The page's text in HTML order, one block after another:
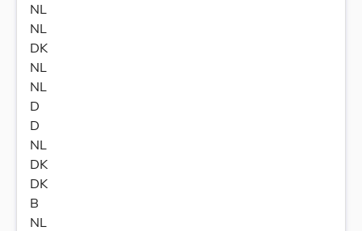
NL
NL
DK
NL
NL
D
D
NL
DK
DK
B
NL